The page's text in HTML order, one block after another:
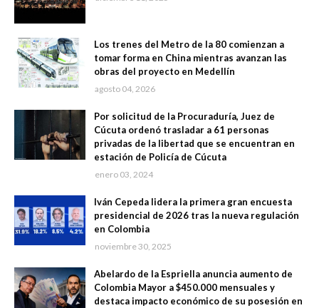
Los trenes del Metro de la 80 comienzan a
tomar forma en China mientras avanzan las
obras del proyecto en Medellín
agosto 04, 2026
Por solicitud de la Procuraduría, Juez de
Cúcuta ordenó trasladar a 61 personas
privadas de la libertad que se encuentran en
estación de Policía de Cúcuta
enero 03, 2024
Iván Cepeda lidera la primera gran encuesta
presidencial de 2026 tras la nueva regulación
en Colombia
noviembre 30, 2025
Abelardo de la Espriella anuncia aumento de
Colombia Mayor a $450.000 mensuales y
destaca impacto económico de su posesión en